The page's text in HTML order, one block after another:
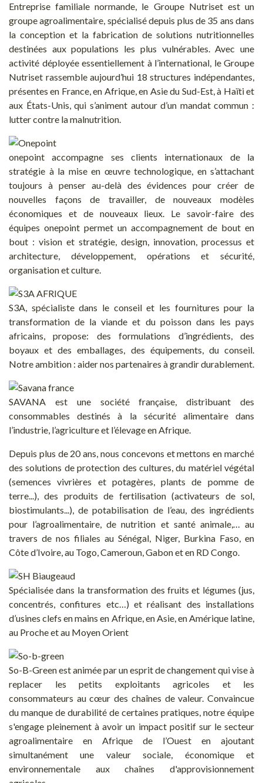
Entreprise familiale normande, le Groupe Nutriset est un
groupe agroalimentaire, spécialisé depuis plus de 35 ans dans
la conception et la fabrication de solutions nutritionnelles
destinées aux populations les plus vulnérables. Avec une
activité déployée essentiellement à l’international, le Groupe
Nutriset rassemble aujourd’hui 18 structures indépendantes,
présentes en France, en Afrique, en Asie du Sud-Est, à Haïti et
aux États-Unis, qui s’animent autour d’un mandat commun :
lutter contre la malnutrition.
onepoint accompagne ses clients internationaux de la
stratégie à la mise en œuvre technologique, en s’attachant
toujours à penser au-delà des évidences pour créer de
nouvelles façons de travailler, de nouveaux modèles
économiques et de nouveaux lieux. Le savoir-faire des
équipes onepoint permet un accompagnement de bout en
bout : vision et stratégie, design, innovation, processus et
architecture, développement, opérations et sécurité,
organisation et culture.
S3A, spécialiste dans le conseil et les fournitures pour la
transformation de la viande et du poisson dans les pays
africains, propose: des formulations d’ingrédients, des
boyaux et des emballages, des équipements, du conseil.
Notre ambition : aider nos partenaires à grandir durablement.
SAVANA est une société française, distribuant des
consommables destinés à la sécurité alimentaire dans
l’industrie, l’agriculture et l’élevage en Afrique.
Depuis plus de 20 ans, nous concevons et mettons en marché
des solutions de protection des cultures, du matériel végétal
(semences vivrières et potagères, plants de pomme de
terre...), des produits de fertilisation (activateurs de sol,
biostimulants...), de potabilisation de l’eau, des ingrédients
pour l’agroalimentaire, de nutrition et santé animale,… au
travers de nos filiales au Sénégal, Niger, Burkina Faso, en
Côte d’Ivoire, au Togo, Cameroun, Gabon et en RD Congo.
Spécialisée dans la transformation des fruits et légumes (jus,
concentrés, confitures etc…) et réalisant des installations
d’usines clefs en mains en Afrique, en Asie, en Amérique latine,
au Proche et au Moyen Orient
So-B-Green est animée par un esprit de changement qui vise à
replacer les petits exploitants agricoles et les
consommateurs au cœur des chaînes de valeur. Convaincue
du manque de durabilité de certaines pratiques, notre équipe
s'engage pleinement à avoir un impact positif sur le secteur
agroalimentaire en Afrique de l’Ouest en ajoutant
simultanément une valeur sociale, économique et
environnementale aux chaînes d'approvisionnement